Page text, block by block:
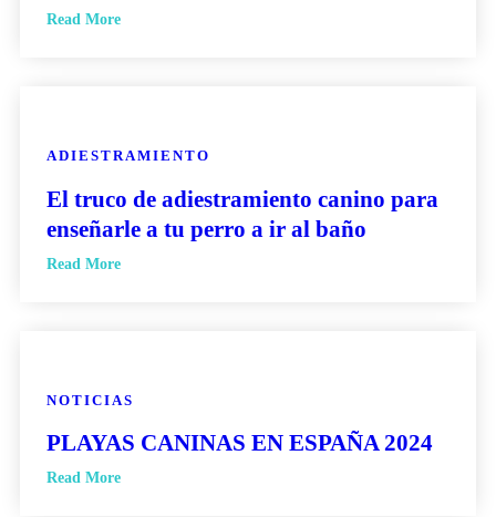
Read More
ADIESTRAMIENTO
El truco de adiestramiento canino para
enseñarle a tu perro a ir al baño
Read More
NOTICIAS
PLAYAS CANINAS EN ESPAÑA 2024
Read More